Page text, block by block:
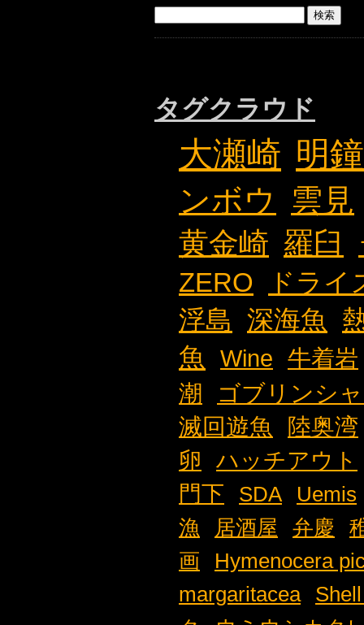
タグクラウド
大瀬崎 明鐘
ンボウ 雲見
黄金崎 羅臼
ZERO
ドライ
浮島 深海魚
魚
Wine 牛着岩
潮
ゴブリンシ
滅回遊魚
陸奥湾
卵
ハッチアウト
門下
SDA
Uemis
漁
居酒屋 弁慶
画
Hymenocera
margaritacea